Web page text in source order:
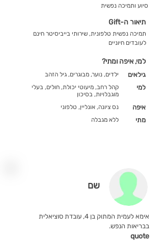
סיוע ותמיכה נפשית
תיאור ה-Gift
תמיכה נפשית טלפונית, שירותי בייביסיטר חינם
לעובדים חיוניים
למי, איפה ומתי?
ילדים, נוער, מבוגרים, גיל הזהב גילאים
קהל רחב, מיעוטי יכולת, חולים, בעלי
מוגבלויות, בסיכון
למי
נס ציונה, אונליין, טלפוני איפה
ללא מגבלה מתי
שם
אימא לעמית המתוק בן 4, עובדת סוציאלית
בבריאות הנפש.
quote